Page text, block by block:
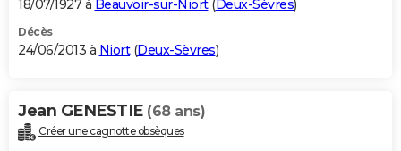
18/07/1927 à Beauvoir-sur-Niort( Deux-Sèvres)
Décès
24/06/2013 à Niort(Deux-Sèvres)
Jean GENESTIE (68 ans)
Créer une cagnotte obsèques